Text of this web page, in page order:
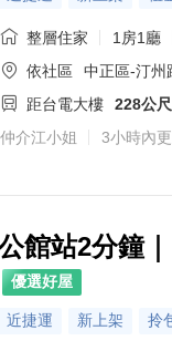
整層住家 1房1廳
依社區
中正區-汀州
距台電大樓
228公尺
仲介江小姐
3小時內
館站2分鐘
優選好屋
近捷運 新上架 拎